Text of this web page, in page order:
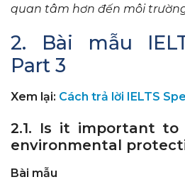
quan tâm hơn đến môi
2. Bài mẫu
Part 3
Xem lại: Cách trả lời IELTS
2.1. Is it important
environmental
Bài mẫu